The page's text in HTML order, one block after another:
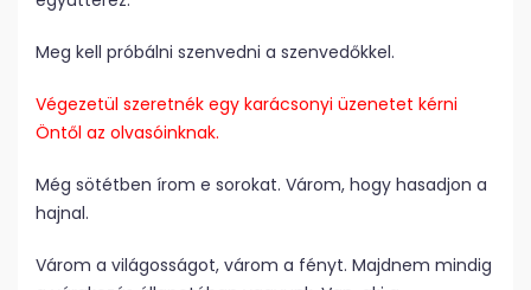
Meg kell próbálni szenvedni a szenvedőkkel.
Végezetül szeretnék egy karácsonyi üzenetet kérni
Öntől az olvasóinknak.
Még sötétben írom e sorokat. Várom, hogy hasadjon a
hajnal.
Várom a világosságot, várom a fényt. Majdnem mindig